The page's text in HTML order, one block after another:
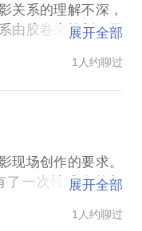
关系的理解不深，
由胶卷来控制，因
代。经历过胶片时
者，驾驭光影与驾
来说确实一般人很
但并不是我们做不
了解不同品牌数码
展开全部
1人约聊过
现场创作的要求。
了一次性成像的相
数码相机是强大的
展开全部
1人约聊过